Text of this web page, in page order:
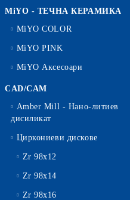
MiYO - ТЕЧНА КЕРАМИКА
MiYO COLOR
MiYO PINK
MiYO Аксесоари
CAD/CAM
Amber Mill - Нано-литиев
дисиликат
Циркониеви дискове
Zr 98x12
Zr 98x14
Zr 98x16